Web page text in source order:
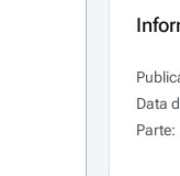
Data
Parte: